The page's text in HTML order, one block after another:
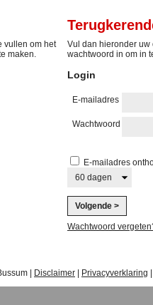
vullen om het
maken.
Vul dan hieronder uw
wachtwoord in om in
Login
E-mailadres
Wachtwoord
E-mailadres
Wachtwoord
| Disclaimer Privacyverklaring